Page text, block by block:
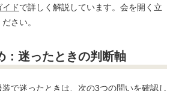
ドで詳しく解説しています。会を開く立
さい。
：迷ったときの判断軸
で迷ったときは、次の3つの問いを確認し